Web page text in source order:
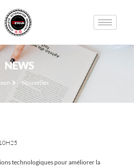
NEWS
Nouvelles
technologiques pour améliorer la